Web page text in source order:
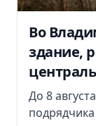
Во
здание,
До 8